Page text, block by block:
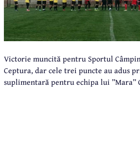
Victorie muncită pentru Sportul
Ceptura, dar cele trei puncte au adus
suplimentară pentru echipa lui ”Mara”